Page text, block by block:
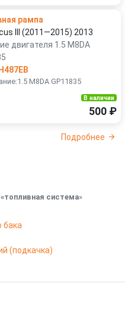
рампа
III (2011—2015) 2013
двигателя 1.5 M8DA
M8DA GP11835
В наличии
500 ₽
Подробнее
«топливная система»
бака
(подкачка)